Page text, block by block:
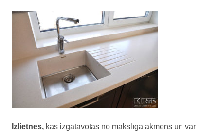
Izlietnes, kas izgatavotas no mākslīgā akmens un var